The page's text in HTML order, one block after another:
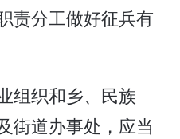
责分工做好征兵有
组织和乡、民族
街道办事处，应当